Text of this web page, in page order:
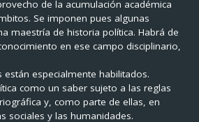
de la acumulación académica
Se imponen pues algunas
maestría de historia política. Habrá de
en ese campo disciplinario,
especialmente habilitados.
como un saber sujeto a las reglas
y, como parte de ellas, en
sociales y las humanidades.